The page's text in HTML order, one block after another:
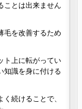
ことは出来ません
毛を改善するため
ト上に転がってい
知識を身に付ける
続けることで、